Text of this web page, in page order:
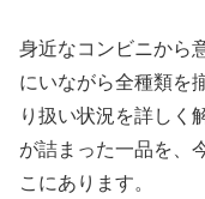
身近なコンビニから
にいながら全種類を
り扱い状況を詳しく
が詰まった一品を、
こにあります。